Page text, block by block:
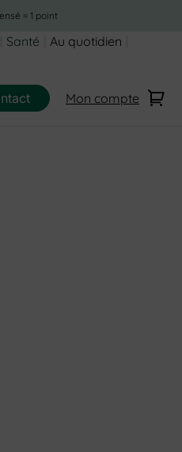
= 1 point
Santé
Au quotidien
Mon compte